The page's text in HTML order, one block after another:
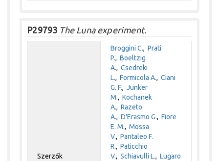
P29793 The Luna experiment.
Szerzők
Broggini C.,Prati
P.,Boeltzig
A.,Csedreki
L.,Formicola A.,Ciani
G. F.,Junker
M.,Kochanek
A.,Razeto
A.,D'Erasmo G.,Fiore
E. M.,Mossa
V.,Pantaleo F.
R.,Paticchio
V.,Schiavulli L.,Lugaro